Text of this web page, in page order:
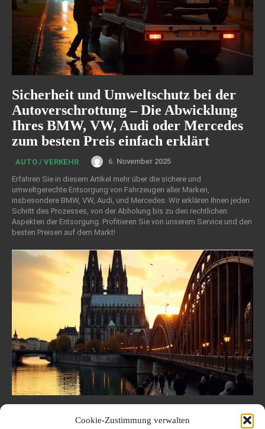
Cookie-Zustimmung verwalten
Sicherheit und Umweltschutz bei der
Autoverschrottung – Die Abwicklung
Ihres BMW, VW, Audi oder Mercedes
zum besten Preis einfach erklärt
AUTO / VERKEHR
6. November 2025
Erfahren Sie in diesem Artikel mehr über die sichere und
umweltgerechte Entsorgung von Fahrzeugen aller Marken,
insbesondere BMW, VW, Audi, und Mercedes. Wir erklären Ihnen jeden
Schritt des Prozesses, von der Abholung bis zu den rechtlichen
Aspekten der Entsorgung. Profitieren Sie von unserem Service und den
besten Preisen auf dem Markt!
Motorschaden bei Audi? – So steigern